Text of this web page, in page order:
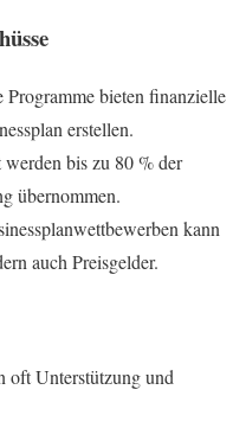
Programme bieten finanzielle
erstellen.
bis zu 80 % der
übernommen.
kann
auch Preisgelder.
oft Unterstützung und